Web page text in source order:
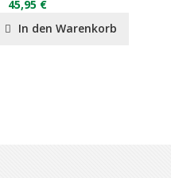
45,95 €
In den Warenkorb